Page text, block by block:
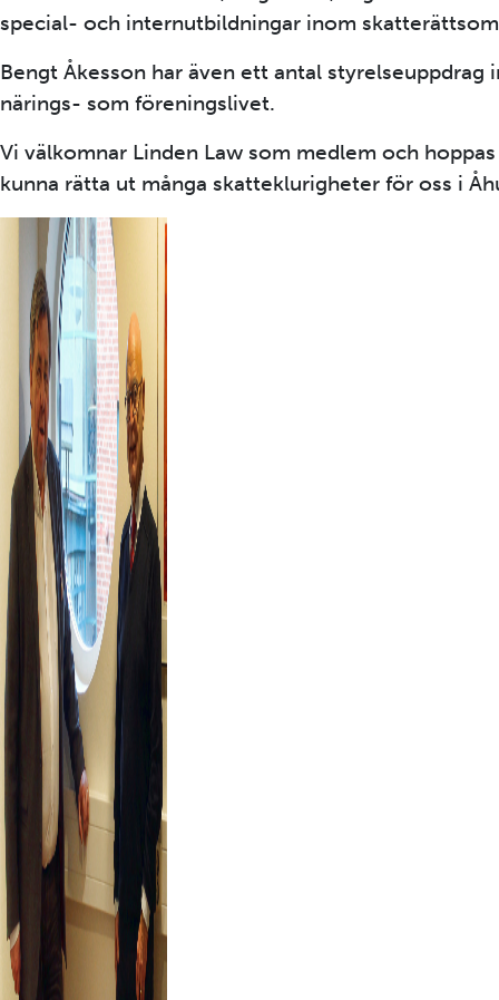
special- och internutbildningar inom
Bengt Åkesson har även ett antal styrelseuppdrag
närings- som föreningslivet.
Vi välkomnar Linden Law som medlem och
kunna rätta ut många skatteklurigheter för oss i